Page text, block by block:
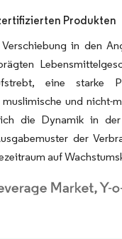
Produkten
in den
eine starke
und nicht-
die Dynamik in
der
auf